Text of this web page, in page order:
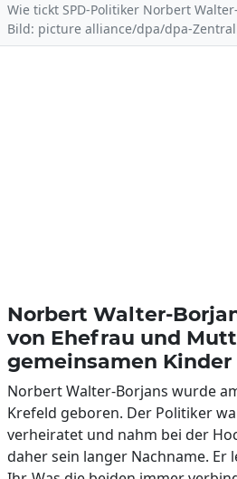
Wie tickt SPD-Politiker Norbert
Bild: picture alliance/dpa/dpa-
Norbert Walter-
von Ehefrau und
gemeinsamen Kinder
Norbert Walter-Borjans wurde
Krefeld geboren. Der Politiker
verheiratet und nahm bei der
daher sein langer Nachname.